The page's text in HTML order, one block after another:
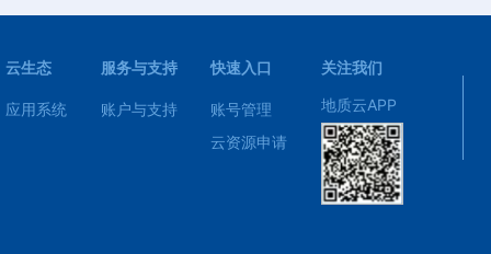
云生态
应用系统
服务与支持
账户与支持
快速入口
账号管理
云资源申请
关注我们
地质云APP